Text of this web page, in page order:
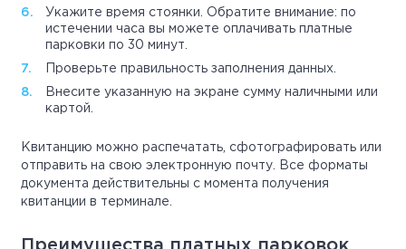
Укажите время стоянки. Обратите внимание: по
истечении часа вы можете оплачивать платные
парковки по 30 минут.
Проверьте правильность заполнения данных.
Внесите указанную на экране сумму наличными или
картой.
Квитанцию можно распечатать, сфотографировать или
отправить на свою электронную почту. Все форматы
документа действительны с момента получения
квитанции в терминале.
Преимущества платных парковок